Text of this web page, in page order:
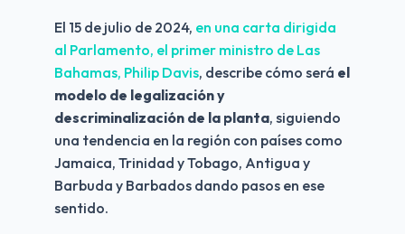
El 15 de julio de 2024, en una carta dirigida
al Parlamento, el primer ministro de Las
Bahamas, Philip Davis, describe cómo será el
modelo de legalización y
descriminalización de la planta, siguiendo
una tendencia en la región con países como
Jamaica, Trinidad y Tobago, Antigua y
Barbuda y Barbados dando pasos en ese
sentido.